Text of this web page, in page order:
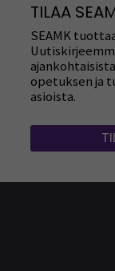
TILAA
SEAMK
opetuksen ja
asioista.